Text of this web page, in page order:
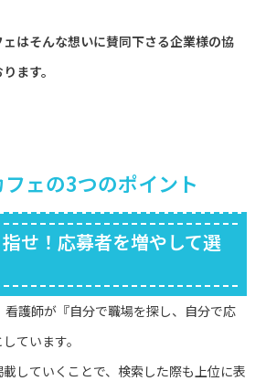
はそんな想いに賛同下さる企業様の協
ます。
ェの3つのポイント
せ！応募者を増やして選
看護師が『自分で職場を探し、自分で応
ています。
していくことで、検索した際も上位に表